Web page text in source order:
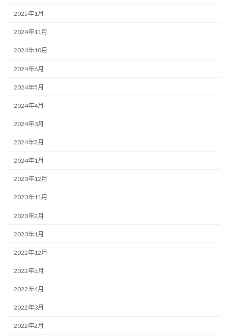
2025年1月
2024年11月
2024年10月
2024年6月
2024年5月
2024年4月
2024年3月
2024年2月
2024年1月
2023年12月
2023年11月
2023年2月
2023年1月
2022年12月
2022年5月
2022年4月
2022年3月
2022年2月